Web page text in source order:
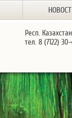
Респ.
тел. 8 (7122)